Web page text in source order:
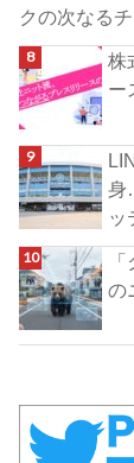
クの次なる
株
ー
身
ッ
の